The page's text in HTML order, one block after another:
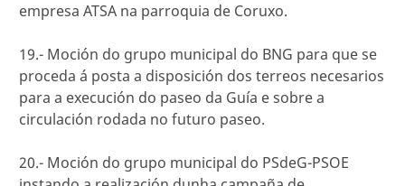
empresa ATSA na parroquia de Coruxo.
19.- Moción do grupo municipal do BNG para que se
proceda á posta a disposición dos terreos necesarios
para a execución do paseo da Guía e sobre a
circulación rodada no futuro paseo.
20.- Moción do grupo municipal do PSdeG-PSOE